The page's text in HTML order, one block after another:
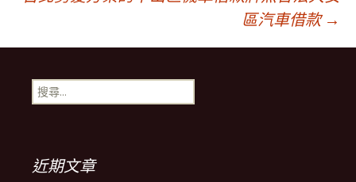
章
導
航
列
區汽車借款 →
搜
尋
近期文章